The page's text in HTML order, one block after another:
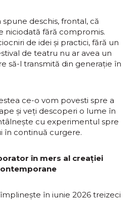
deschis, frontal, că
niciodată fără compromis.
de idei și practici, fără un
de teatru nu ar avea un
să-l transmită din generație în
ce-o vom povesti spre a
și veți descoperi o lume în
cu experimentul spre
în continuă curgere.
în mers al creației
împlinește în iunie 2026 treizeci